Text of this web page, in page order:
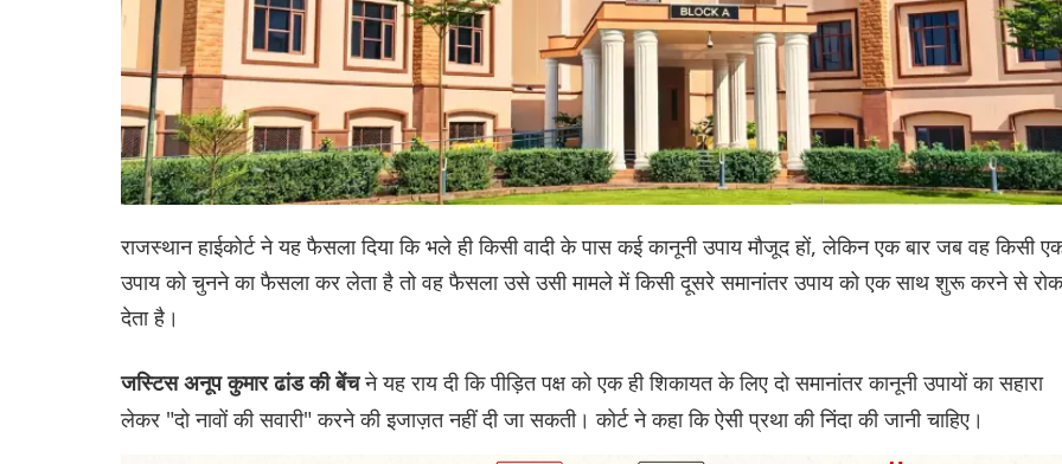
राजस्थान हाईकोर्ट ने यह फैसला दिया कि भले ही किसी वादी के पास कई कानूनी उपाय मौजूद हों, लेकिन एक बार जब वह किसी
उपाय को चुनने का फैसला कर लेता है तो वह फैसला उसे उसी मामले में किसी दूसरे समानांतर उपाय को एक साथ शुरू करने से रोक
देता है।
जस्टिस अनूप कुमार ढांड की बेंचने यह राय दी कि पीड़ित पक्ष को एक ही शिकायत के लिए दो समानांतर कानूनी उपायों का सहारा
लेकर "दो नावों की सवारी" करने की इजाज़त नहीं दी जा सकती। कोर्ट ने कहा कि ऐसी प्रथा की निंदा की जानी चाहिए।